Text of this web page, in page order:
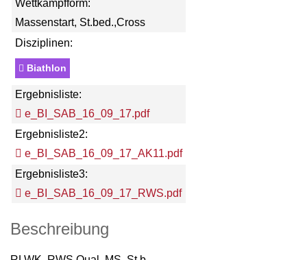
Wettkampfform:
Massenstart, St.bed.,Cross
Disziplinen:
Biathlon
Ergebnisliste:
e_BI_SAB_16_09_17.pdf
Ergebnisliste2:
e_BI_SAB_16_09_17_AK11.pdf
Ergebnisliste3:
e_BI_SAB_16_09_17_RWS.pdf
Beschreibung